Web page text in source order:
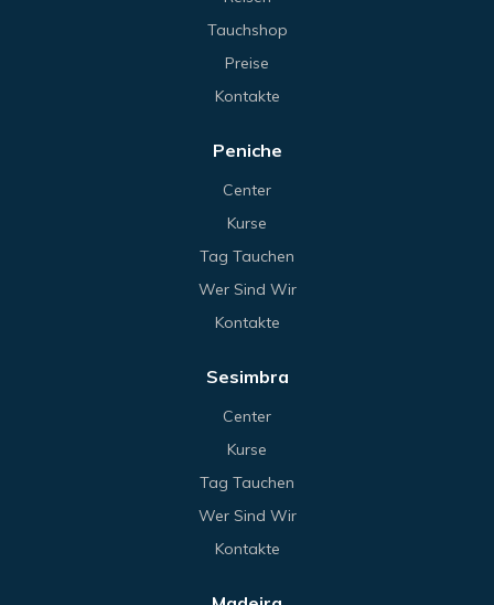
Tauchshop
Preise
Kontakte
Peniche
Center
Kurse
Tag Tauchen
Wer Sind Wir
Kontakte
Sesimbra
Center
Kurse
Tag Tauchen
Wer Sind Wir
Kontakte